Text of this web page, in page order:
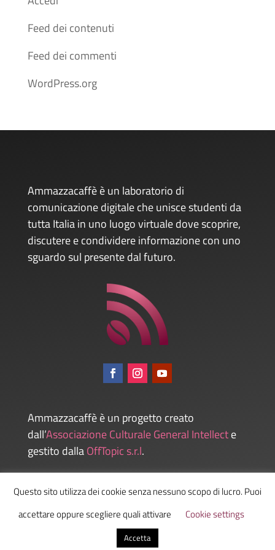
Feed dei contenuti
Feed dei commenti
WordPress.org
Ammazzacaffè è un laboratorio di
comunicazione digitale che unisce studenti da
tutta Italia in uno luogo virtuale dove scoprire,
discutere e condividere informazione con uno
sguardo sul presente dal futuro.
Ammazzacaffè è un progetto creato
dall’Associazione Culturale General Intellecte
gestito dallaOffTopic s.r.l.
Admin
Questo sito utilizza dei cookie senza nessuno scopo di lucro. Puoi
accettare oppure scegliere quali attivare
Cookie settings
Accetta